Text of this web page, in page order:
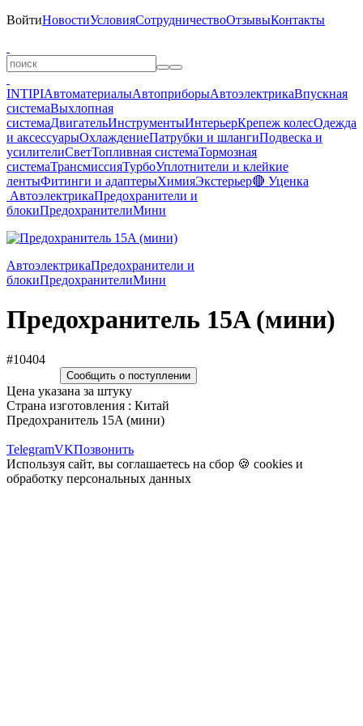
ВойтиНовостиУсловияСотрудничествоОтзывыКонтакты
INTIPIАвтоматериалыАвтоприборыАвтоэлектрикаВпускная
системаВыхлопная
системаДвигательИнструментыИнтерьерКрепеж колесОдежда
и аксессуарыОхлаждениеПатрубки и шлангиПодвеска и
усилителиСветТопливная системаТормозная
системаТрансмиссияТурбоУплотнители и клейкие
лентыФитинги и адаптерыХимияЭкстерьер🔴 Уценка
АвтоэлектрикаПредохранители и
блокиПредохранителиМини
АвтоэлектрикаПредохранители и
блокиПредохранителиМини
Предохранитель 15A (мини)
#10404
Сообщить о поступлении
Цена указана за штуку
Страна изготовления : Китай
Предохранитель 15A (мини)
TelegramVKПозвонить
Используя сайт, вы соглашаетесь на сбор 🍪 cookies и
обработку персональных данных